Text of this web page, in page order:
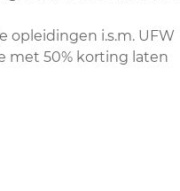
opleidingen i.s.m. UFW
met 50% korting laten